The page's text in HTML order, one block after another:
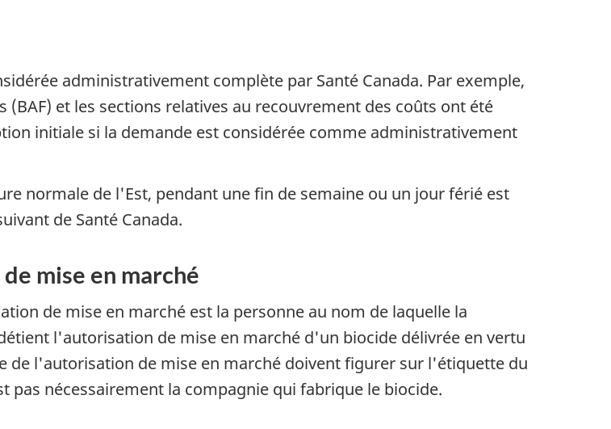
administrativement complète par Santé Canada. Par exemple,
et les sections relatives au recouvrement des coûts ont été
initiale si la demande est considérée comme administrativement
normale de l'Est, pendant une fin de semaine ou un jour férié est
de Santé Canada.
mise en marché
de mise en marché est la personne au nom de laquelle la
l'autorisation de mise en marché d'un biocide délivrée en vertu
de l'autorisation de mise en marché doivent figurer sur l'étiquette du
nécessairement la compagnie qui fabrique le biocide.